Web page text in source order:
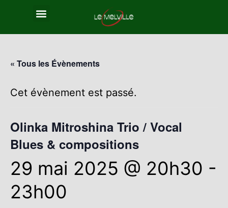
« Tous les Évènements
Cet évènement est passé.
Olinka Mitroshina Trio / Vocal
Blues & compositions
29 mai 2025 @ 20h30 -
23h00